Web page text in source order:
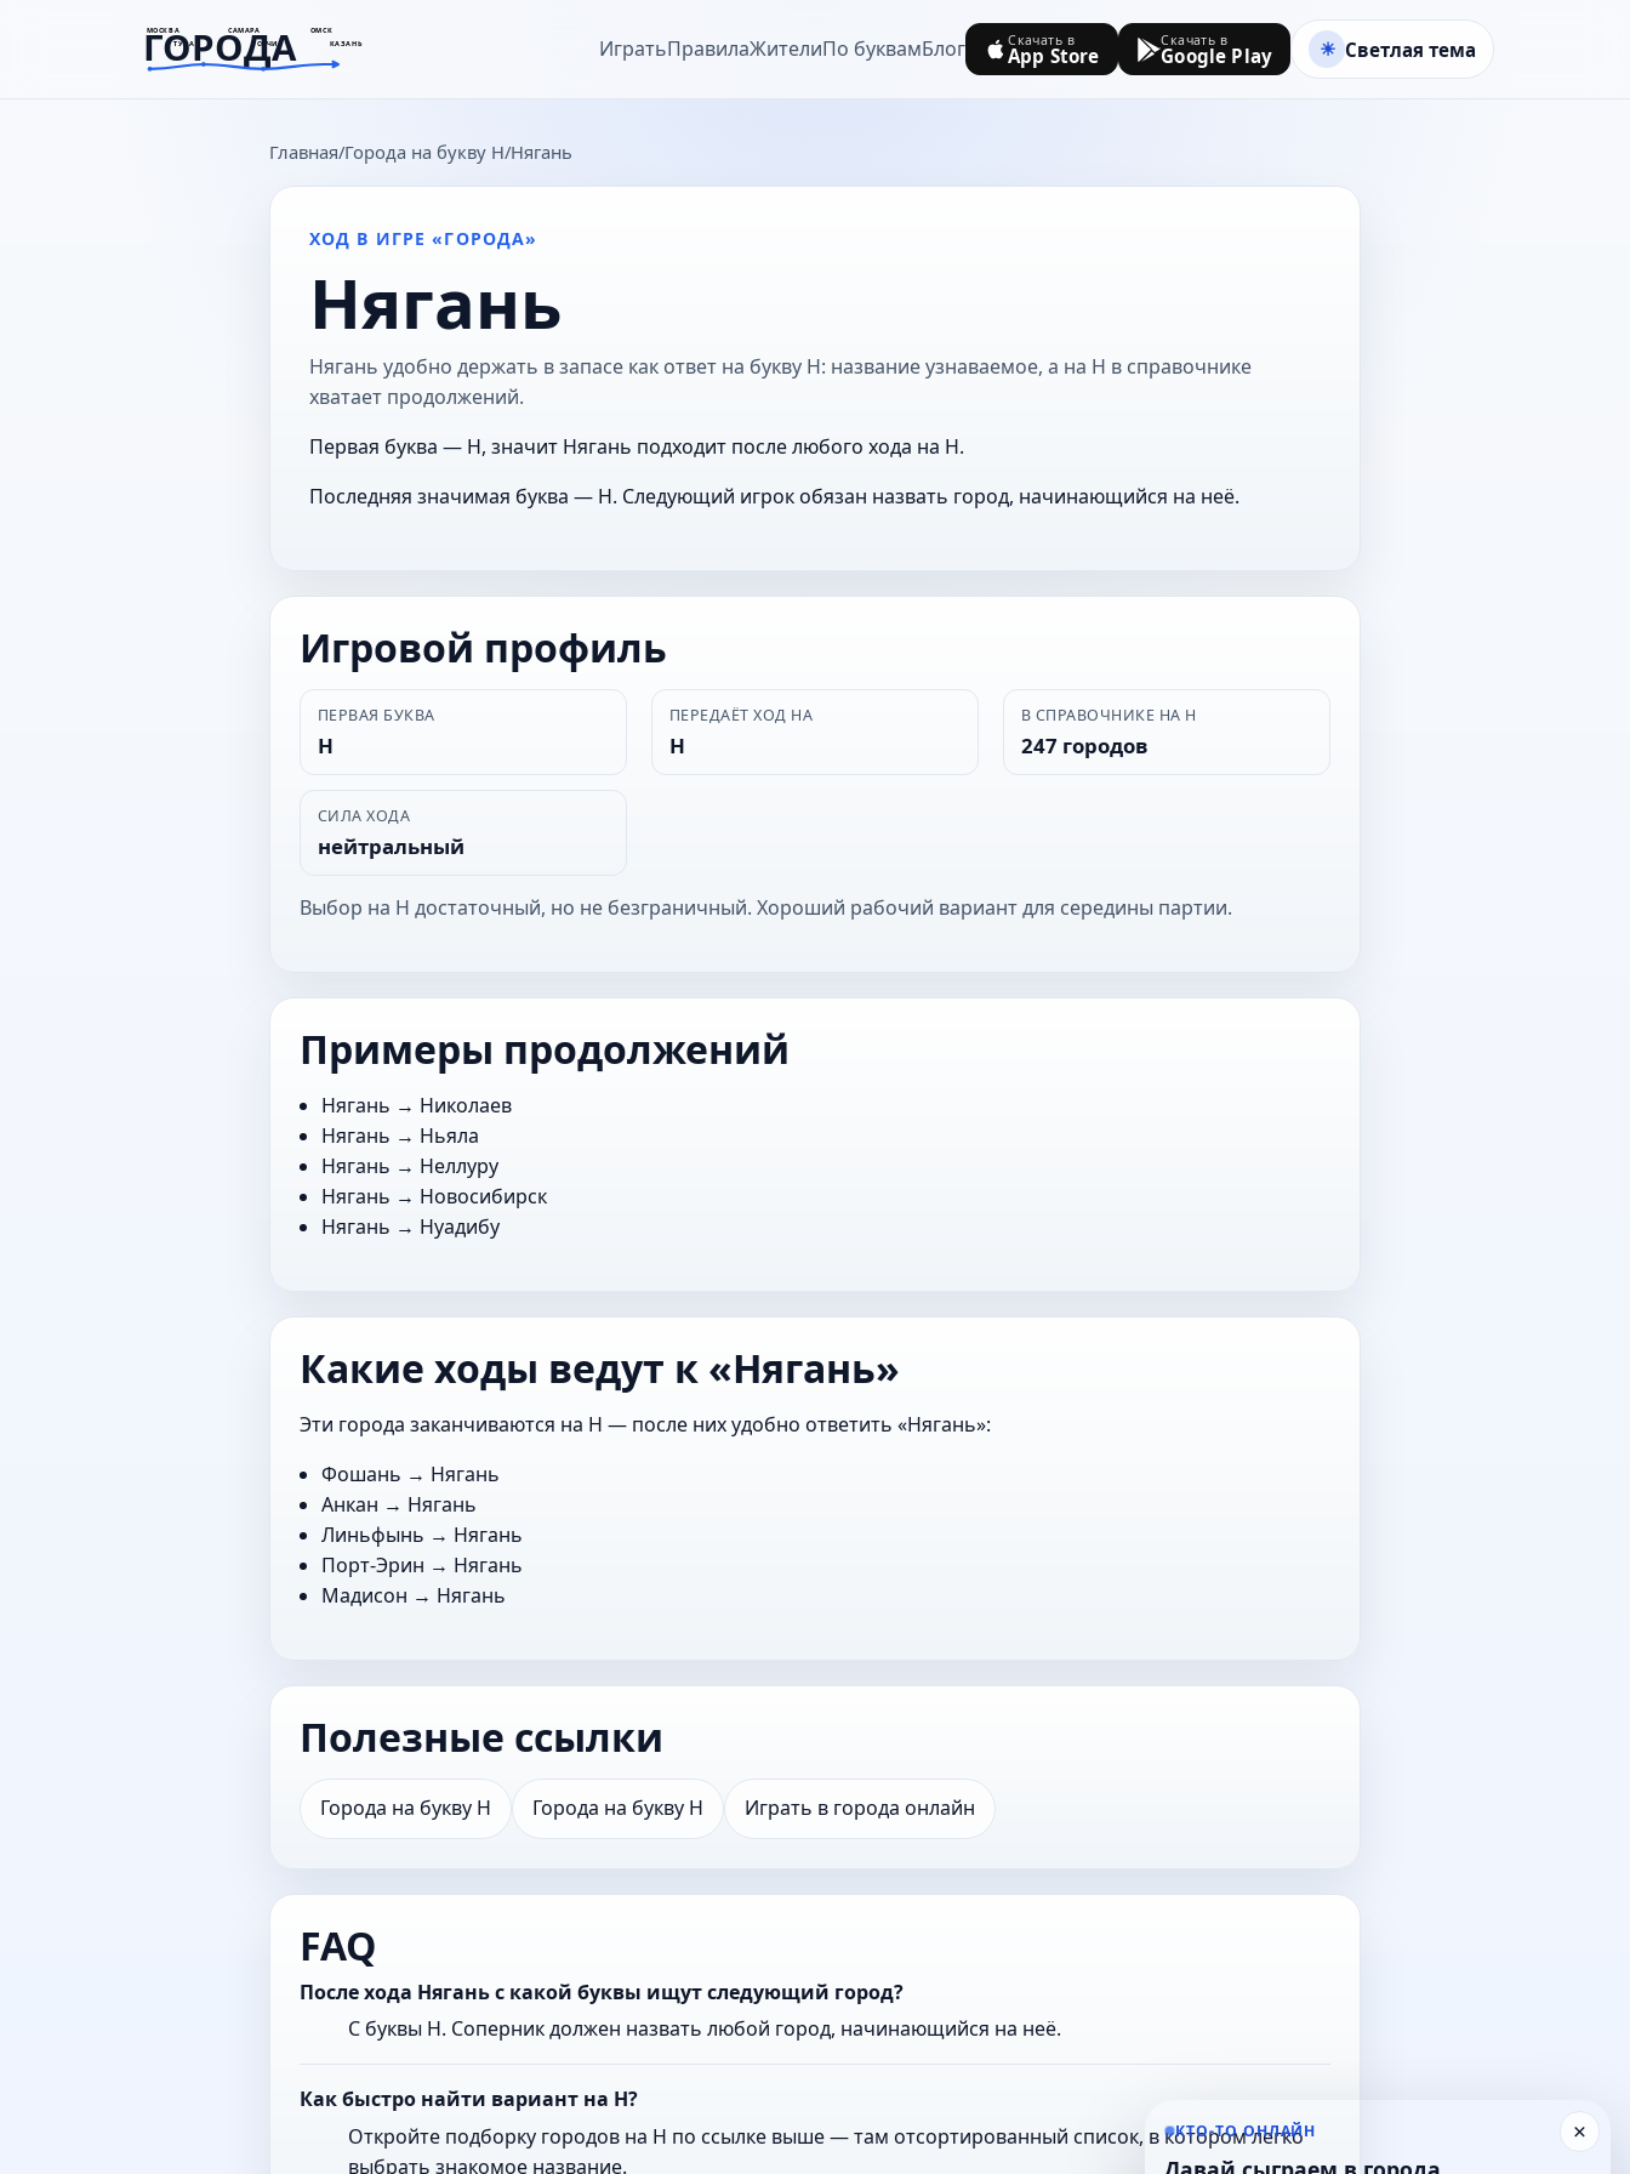
МОСКВА САМАРА ОМСК
ТУЛА СОЧИ КАЗАНЬ
ГОРОДА
goroda-na.ru ИгратьПравилаЖителиПо буквамБлог Скачать в
App Store
Скачать в
Google Play Светлая тема
Главная Города на букву Н Нягань
ХОД В ИГРЕ «ГОРОДА»
Нягань
Нягань удобно держать в запасе как ответ на букву Н: название узнаваемое, а на Н в справочнике
хватает продолжений.
Первая буква — Н, значит Нягань подходит после любого хода на Н.
Последняя значимая буква — Н. Следующий игрок обязан назвать город, начинающийся на неё.
Игровой профиль
ПЕРВАЯ БУКВА
Н
ПЕРЕДАЁТ ХОД НА
Н
В СПРАВОЧНИКЕ НА Н
247 городов
СИЛА ХОДА
нейтральный
Выбор на Н достаточный, но не безграничный. Хороший рабочий вариант для середины партии.
Примеры продолжений
Нягань → Николаев
Нягань → Ньяла
Нягань → Неллуру
Нягань → Новосибирск
Нягань → Нуадибу
Какие ходы ведут к «Нягань»
Эти города заканчиваются на Н — после них удобно ответить «Нягань»:
Фошань → Нягань
Анкан → Нягань
Линьфынь → Нягань
Порт-Эрин → Нягань
Мадисон → Нягань
Полезные ссылки
Города на букву Н Города на букву Н Играть в города онлайн
FAQ
После хода Нягань с какой буквы ищут следующий город?
С буквы Н. Соперник должен назвать любой город, начинающийся на неё.
Как быстро найти вариант на Н?
Откройте подборку городов на Н по ссылке выше — там отсортированный список, в котором легко
выбрать знакомое название.
×
КТО-ТО ОНЛАЙН